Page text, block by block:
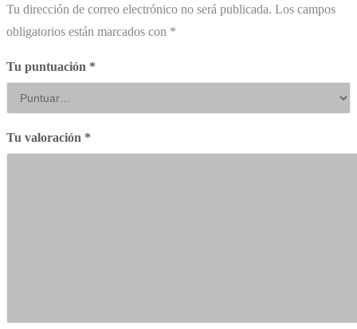
Tu dirección de correo electrónico no será publicada. Los campos
obligatorios están marcados con *
Tu puntuación *
Tu valoración *